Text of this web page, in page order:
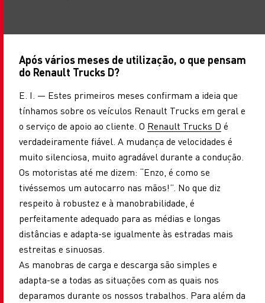
Após vários meses de utilização, o que pensam
do Renault Trucks D?
E. I. — Estes primeiros meses confirmam a ideia que
tínhamos sobre os veículos Renault Trucks em geral e
o serviço de apoio ao cliente. O Renault Trucks D é
verdadeiramente fiável. A mudança de velocidades é
muito silenciosa, muito agradável durante a condução.
Os motoristas até me dizem: “Enzo, é como se
tivéssemos um autocarro nas mãos!”. No que diz
respeito à robustez e à manobrabilidade, é
perfeitamente adequado para as médias e longas
distâncias e adapta-se igualmente às estradas mais
estreitas e sinuosas.
As manobras de carga e descarga são simples e
adapta-se a todas as situações com as quais nos
deparamos durante os nossos trabalhos. Para além da